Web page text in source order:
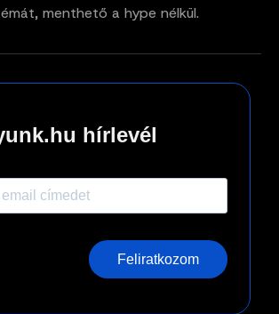
menthető a hype nélkül.
hírlevél
Feliratkozom